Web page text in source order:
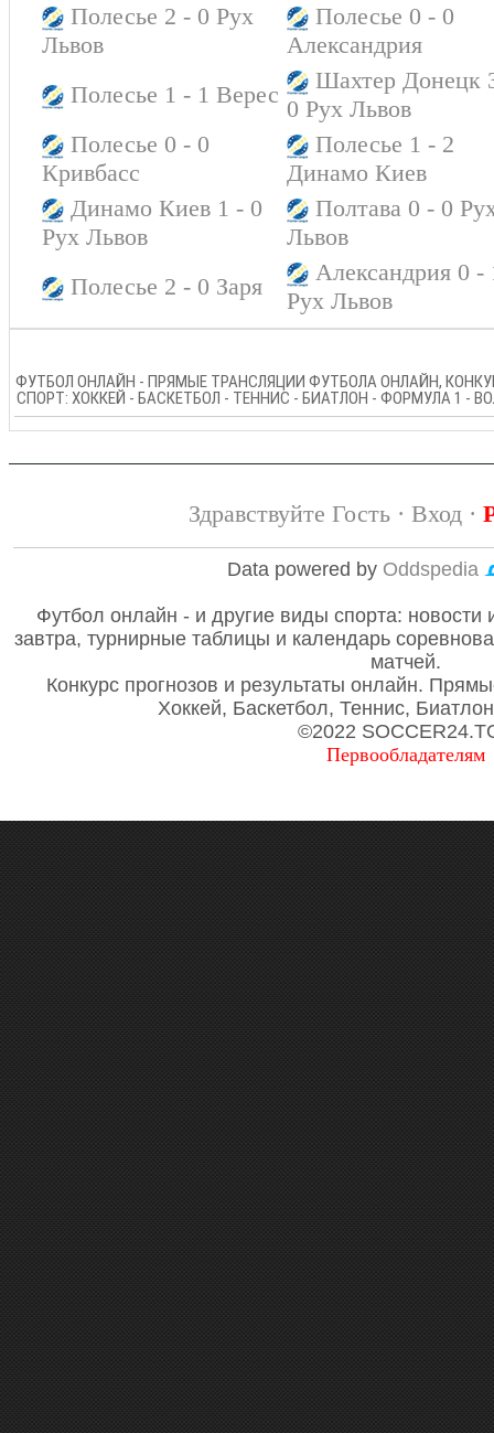
Полесье 2 - 0 Рух
Львов
Полесье 0 - 0
Александрия
Полесье 1 - 1 Верес
Шахтер Донецк
0 Рух Львов
Полесье 0 - 0
Кривбасс
Полесье 1 - 2
Динамо Киев
Динамо Киев 1 - 0
Рух Львов
Полтава 0 - 0
Львов
Полесье 2 - 0 Заря
Александрия 0 -
Рух Львов
ФУТБОЛ ОНЛАЙН - ПРЯМЫЕ ТРАНСЛЯЦИИ ФУТБОЛА ОНЛАЙН,
СПОРТ: ХОККЕЙ - БАСКЕТБОЛ - ТЕННИС - БИАТЛОН - ФОРМУЛА 1 -
Здравствуйте Гость · Вход·
Data powered by Oddspedia
Футбол онлайн - и другие виды спорта: новости
завтра, турнирные таблицы и календарь
матчей.
Конкурс прогнозов и результаты онлайн.
Хоккей, Баскетбол, Теннис,
©2022
Первообладателям